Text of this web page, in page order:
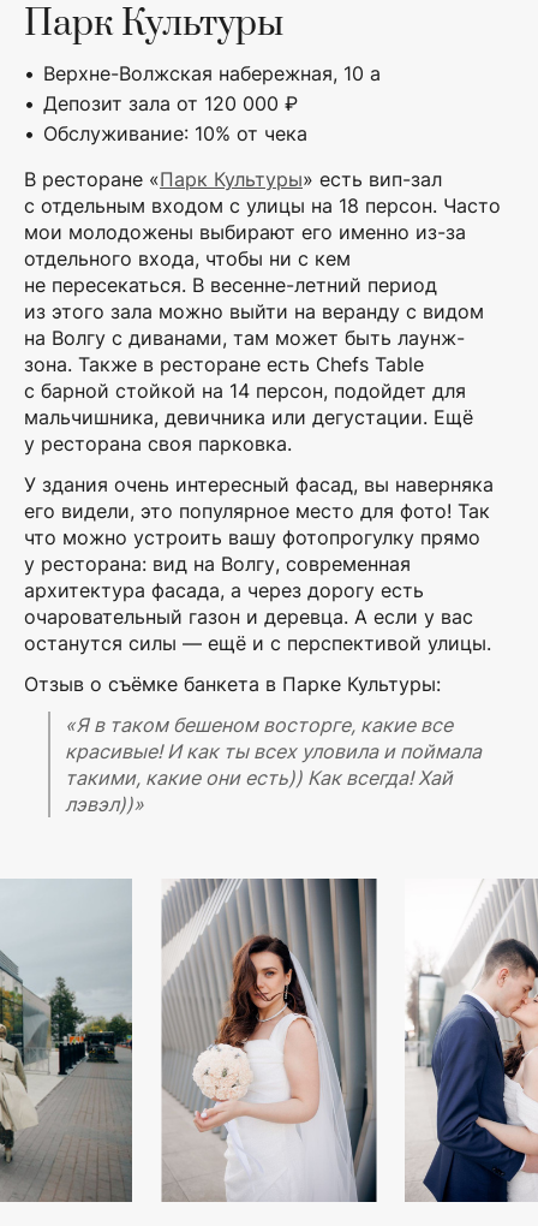
Парк Культуры
Верхне-Волжская набережная, 10 а
Депозит зала от 120 000 ₽
Обслуживание: 10% от чека
В ресторане «Парк Культуры» есть вип-зал
с отдельным входом с улицы на 18 персон. Часто
мои молодожены выбирают его именно из-за
отдельного входа, чтобы ни с кем
не пересекаться. В весенне-летний период
из этого зала можно выйти на веранду с видом
на Волгу с диванами, там может быть лаунж-
зона. Также в ресторане есть Chefs Table
с барной стойкой на 14 персон, подойдет для
мальчишника, девичника или дегустации. Ещё
у ресторана своя парковка.
У здания очень интересный фасад, вы наверняка
его видели, это популярное место для фото! Так
что можно устроить вашу фотопрогулку прямо
у ресторана: вид на Волгу, современная
архитектура фасада, а через дорогу есть
очаровательный газон и деревца. А если у вас
останутся силы — ещё и с перспективой улицы.
Отзыв о съёмке банкета в Парке Культуры:
«Я в таком бешеном восторге, какие все
красивые! И как ты всех уловила и поймала
такими, какие они есть)) Как всегда! Хай
лэвэл))»